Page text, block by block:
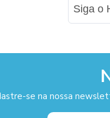
Siga o
se na nossa